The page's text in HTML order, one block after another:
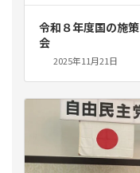
令和８年度国の施
会
2025年11月21日